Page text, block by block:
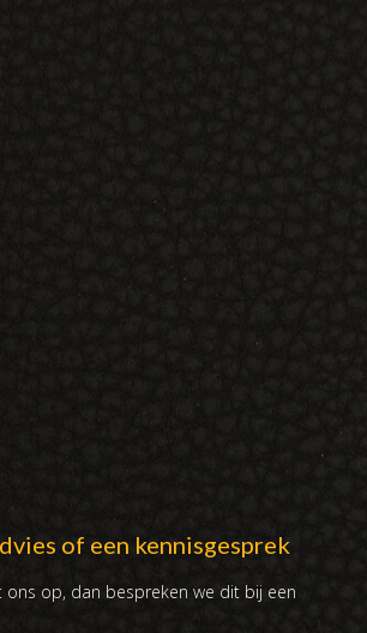
of een kennisgesprek
op, dan bespreken we dit bij een